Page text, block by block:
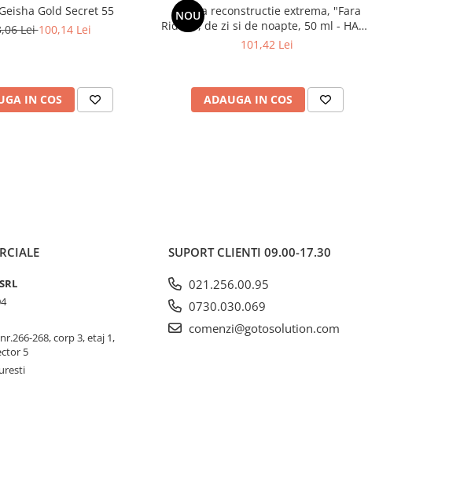
Gold Secret 55
Lei100,14 Lei
IN COS
NOU
Crema reconstructie extrema, "Fara
Riduri", de zi si de noapte, 50 ml - HADA
LABO TOKYO LIFT
101,42 Lei
ADAUGA IN COS
268, corp 3, etaj 1,
5
SUPORT CLIENTI 09.00-17.30
021.256.00.95
0730.030.069
comenzi@gotosolution.com